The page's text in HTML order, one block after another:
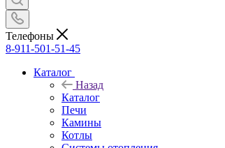
Телефоны
8-911-501-51-45
Каталог
Назад
Каталог
Печи
Камины
Котлы